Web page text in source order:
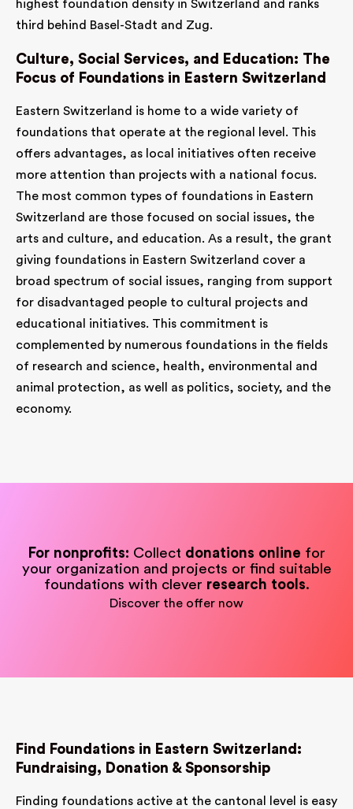
highest foundation density in Switzerland and ranks
third behind Basel-Stadt and Zug.
Culture, Social Services, and Education: The
Focus of Foundations in Eastern Switzerland
Eastern Switzerland is home to a wide variety of
foundations that operate at the regional level. This
offers advantages, as local initiatives often receive
more attention than projects with a national focus.
The most common types of foundations in Eastern
Switzerland are those focused on social issues, the
arts and culture, and education. As a result, the grant
giving foundations in Eastern Switzerland cover a
broad spectrum of social issues, ranging from support
for disadvantaged people to cultural projects and
educational initiatives. This commitment is
complemented by numerous foundations in the fields
of research and science, health, environmental and
animal protection, as well as politics, society, and the
economy.
For nonprofits: Collect donations online for
your organization and projects or find suitable
foundations with clever research tools.
Discover the offer now
Find Foundations in Eastern Switzerland:
Fundraising, Donation & Sponsorship
Finding foundations active at the cantonal level is easy